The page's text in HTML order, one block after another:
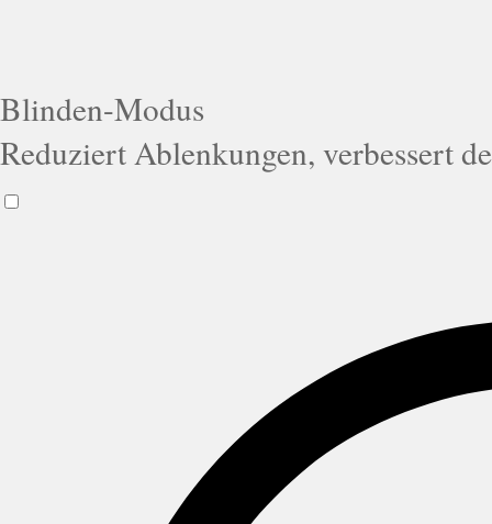
Blinden-Modus
Reduziert Ablenkungen, verbessert